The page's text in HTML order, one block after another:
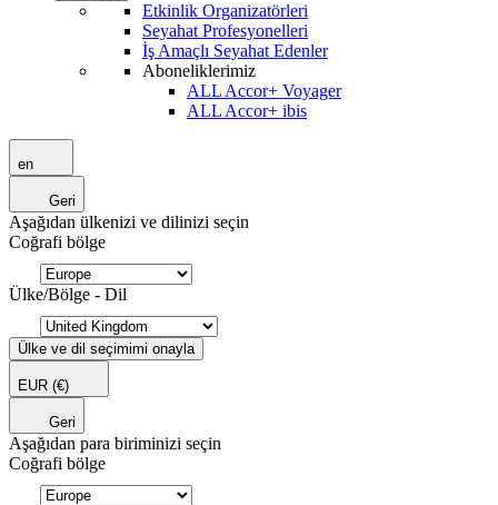
Etkinlik Organizatörleri
Seyahat Profesyonelleri
İş Amaçlı Seyahat Edenler
Aboneliklerimiz
ALL Accor+ Voyager
ALL Accor+ ibis
en
Geri
Aşağıdan ülkenizi ve dilinizi seçin
Coğrafi bölge
Ülke/Bölge - Dil
Ülke ve dil seçimimi onayla
EUR (€)
Geri
Aşağıdan para biriminizi seçin
Coğrafi bölge